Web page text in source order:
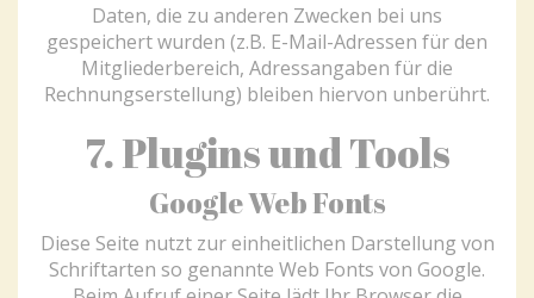
Daten, die zu anderen Zwecken bei uns
gespeichert wurden (z.B. E-Mail-Adressen für den
Mitgliederbereich, Adressangaben für die
Rechnungserstellung) bleiben hiervon unberührt.
7. Plugins und Tools
Google Web Fonts
Diese Seite nutzt zur einheitlichen Darstellung von
Schriftarten so genannte Web Fonts von Google.